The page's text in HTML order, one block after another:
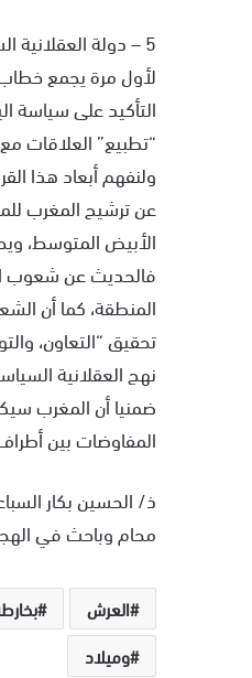
5 – دولة العقلانية السياسية :
لأول مرة يجمع
التأكيد على سياسة
“تطبيع” العلاقات
ولنفهم أبعاد هذا
عن ترشيح المغرب
الأبيض المتوسط،
فالحديث عن شعوب
المنطقة، كما أن
تحقيق “التعاون،
نهج العقلانية
ضمنيا أن المغرب
المفاوضات بين
ذ/ الحسين بكار
محام وباحث في
العرش
وميلاد